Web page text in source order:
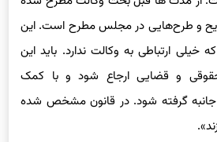
خیلی ارتباطی به وکالت ندارد. باید این
و قضایی ارجاع شود و با کمک
گرفته شود. در قانون مشخص شده
موسوم به طرح «جامع آموزش و